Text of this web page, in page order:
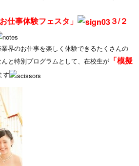
仕事体験フェスタ」
３/２
界のお仕事を楽しく体験できるたくさんの
と特別プログラムとして、在校生が 「模擬
す